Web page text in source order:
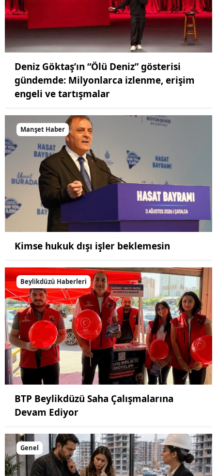
Deniz Göktaş’ın “Ölü Deniz” gösterisi
gündemde: Milyonlarca izlenme, erişim
engeli ve tartışmalar
Manşet Haber
Kimse hukuk dışı işler beklemesin
Beylikdüzü Haberleri
BTP Beylikdüzü Saha Çalışmalarına
Devam Ediyor
Genel